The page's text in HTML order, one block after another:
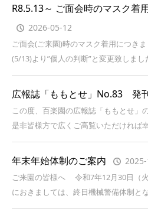
R8.5.13～ ご面会時のマスク着
2026-05-12
ご面会(ご来園)時のマスク着用につき
(5/13)より”個人の判断”と変更致しま
広報誌「ももとせ」No.83 発
この度、百楽園の広報誌「ももとせ」
是非皆様方で広くご高覧いただければ
年末年始体制のご案内
ご来園の皆様へ 令和7年12月30日（火
におきましては、終日機械警備体制と